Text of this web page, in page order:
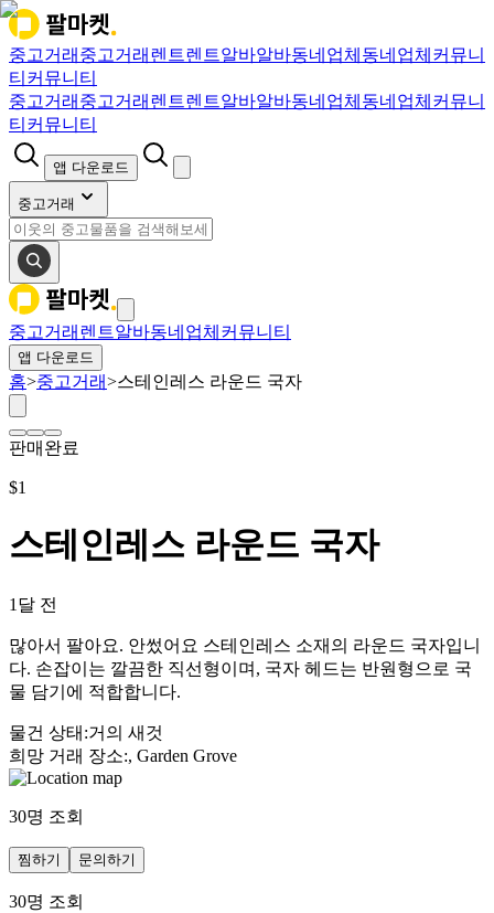
중고거래 중고거래 렌트렌트알바알바동네업체 동네업체 커뮤니
티 커뮤니티
중고거래 중고거래 렌트렌트알바알바동네업체 동네업체 커뮤니
티 커뮤니티
앱 다운로드
중고거래
중고거래 렌트알바동네업체 커뮤니티
앱 다운로드
홈>중고거래>스테인레스 라운드 국자
판매완료
$1
스테인레스 라운드 국자
1달 전
많아서 팔아요. 안썼어요 스테인레스 소재의 라운드 국자입니
다. 손잡이는 깔끔한 직선형이며, 국자 헤드는 반원형으로 국
물 담기에 적합합니다.
물건 상태 :거의 새것
희망 거래 장소:, Garden Grove
30명 조회
찜하기 문의하기
30명 조회